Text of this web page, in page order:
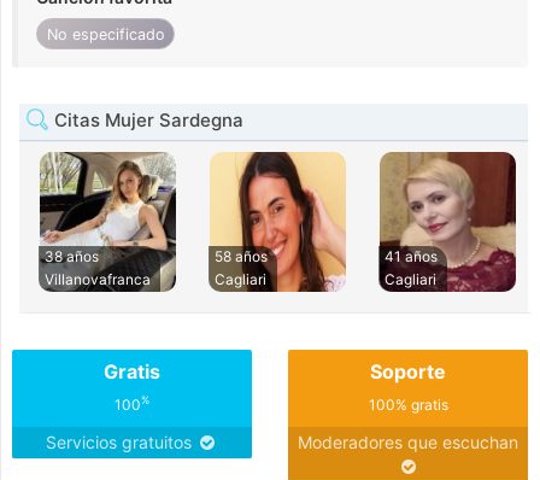
No especificado
Citas Mujer Sardegna
38 años
Villanovafranca
58 años
Cagliari
41 años
Cagliari
Gratis
100%
Servicios gratuitos
Soporte
100% gratis
Moderadores que escuchan